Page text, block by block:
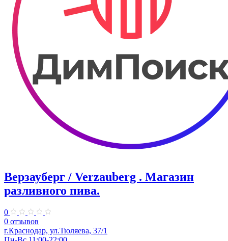
Верзауберг / Verzauberg . Магазин
разливного пива.
0
0 отзывов
г.Краснодар, ул.Тюляева, 37/1